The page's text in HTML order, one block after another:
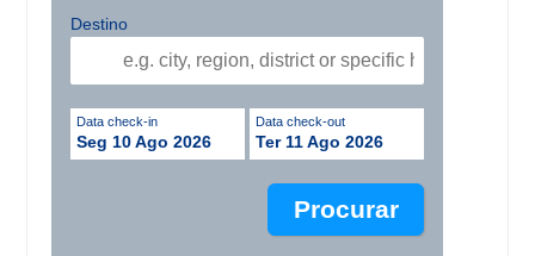
Destino
Data check-in
Seg 10 Ago 2026
Data check-out
Ter 11 Ago 2026